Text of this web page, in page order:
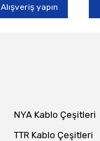
Alışveriş yapın
NYA Kablo Çeşitleri
TTR Kablo Çeşitleri